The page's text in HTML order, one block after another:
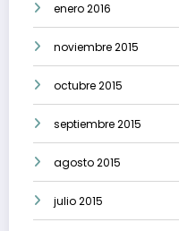
enero 2016
noviembre 2015
octubre 2015
septiembre 2015
agosto 2015
julio 2015